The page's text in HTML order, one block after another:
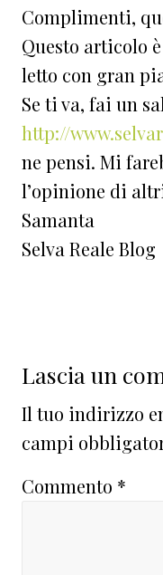
Complimenti,
Questo articolo
letto con gran
Se ti va, fai un
http://
ne pensi. Mi
l’opinione di
Samanta
Selva Reale Blog
Lascia un
Il tuo indirizzo
campi
Commento *